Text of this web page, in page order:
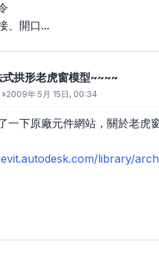
、開口...
式拱形老虎窗模型~~~~
»2009年 5月 15日, 00:34
一下原廠元件網站，關於老虎
library/